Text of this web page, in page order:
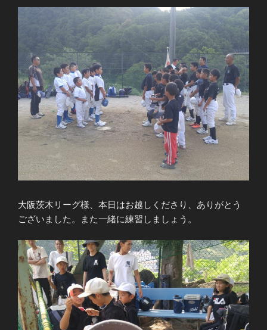
大阪茨木リーグ様、本日はお越しくださり、ありがとう
ございました。また一緒に練習しましょう。